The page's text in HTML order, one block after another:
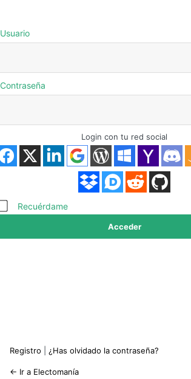
Acceder
Usuario
Contraseña
Login con tu red social
Recuérdame
Registro ¿Has olvidado la contraseña?
← Ir a Electomanía